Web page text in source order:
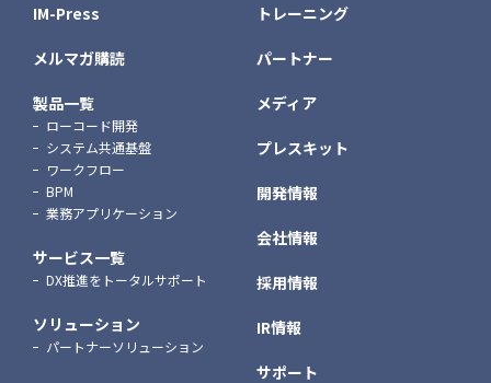
IM-Press
メルマガ購読
製品一覧
ローコード開発
システム共通基盤
ワークフロー
BPM
業務アプリケーション
サービス一覧
DX推進をトータルサポート
ソリューション
パートナーソリューション
トレーニング
パートナー
メディア
プレスキット
開発情報
会社情報
採用情報
IR情報
サポート